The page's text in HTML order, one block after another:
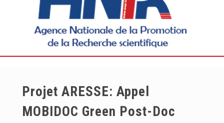
Projet ARESSE: Appel
MOBIDOC Green Post-Doc